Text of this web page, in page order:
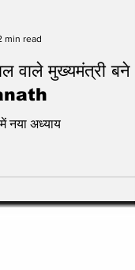
2 min read
वाले मुख्यमंत्री बने
नया अध्याय